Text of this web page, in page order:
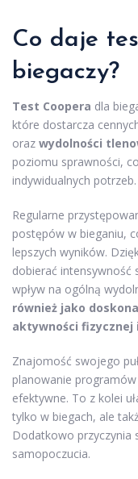
Co daje
biegaczy?
Test Coopera dla
które dostarcza
oraz wydolności
poziomu sprawności,
indywidualnych potrzeb.
Regularne
postępów w bieganiu,
lepszych wyników.
dobierać intensywność
wpływ na ogólną
również jako
aktywności fizycznej
Znajomość swojego
planowanie
efektywne. To z kolei
tylko w biegach, ale
Dodatkowo
samopoczucia.